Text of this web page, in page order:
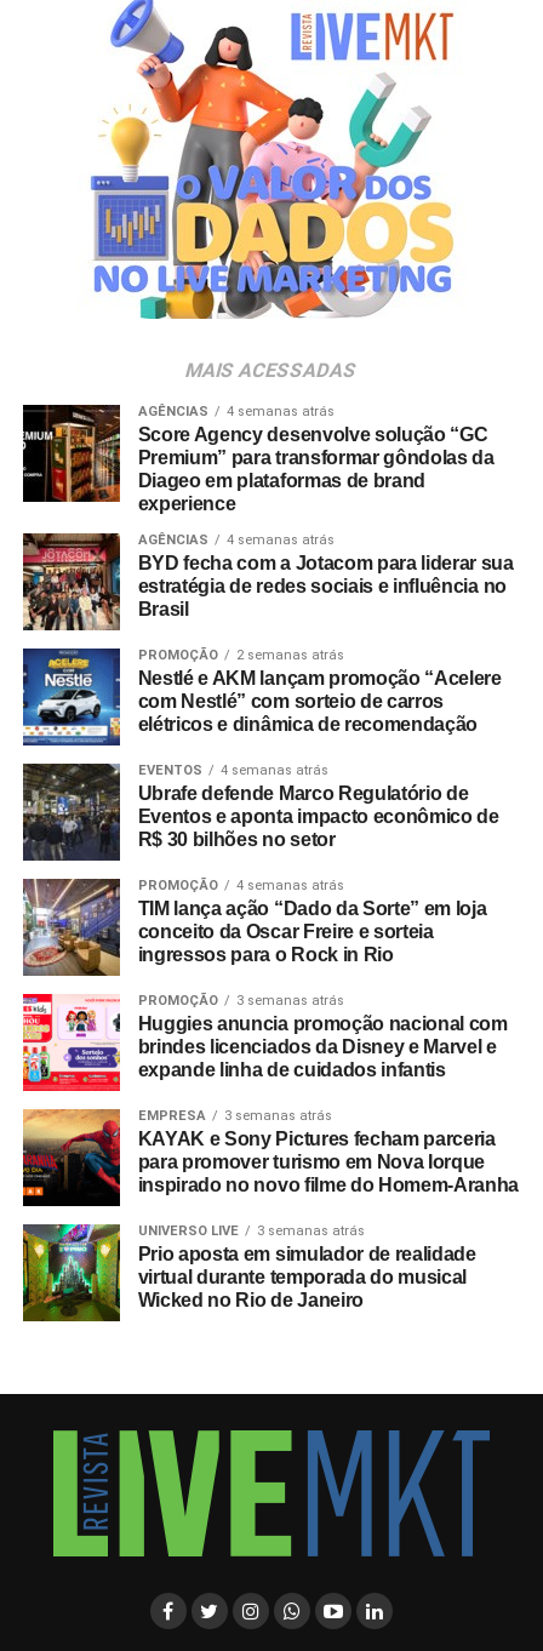
criação de experiências afetivas para diferentes
gerações. Com o Copo Surpresa, queremos trazer um
novo momento de interação com a marca, adicionando
um elemento de surpresa que torna cada visita ao Bob’s
ainda mais divertida”, aponta Renata Brigatti Lange,
diretora de marketing do Bob’s.
A campanha possui abrangência nacional e estará
disponível por tempo limitado em todos os restaurantes
da rede até 31 de agosto de 2026, ou enquanto durarem
os estoques nas unidades.
MAIS ACESSADAS
AGÊNCIAS 4 semanas atrás
Score Agency desenvolve solução “GC
Premium” para transformar gôndolas da
Diageo em plataformas de brand
experience
AGÊNCIAS 4 semanas atrás
BYD fecha com a Jotacom para liderar sua
estratégia de redes sociais e influência no
Brasil
PROMOÇÃO 2 semanas atrás
Nestlé e AKM lançam promoção “Acelere
com Nestlé” com sorteio de carros
elétricos e dinâmica de recomendação
EVENTOS 4 semanas atrás
Ubrafe defende Marco Regulatório de
Eventos e aponta impacto econômico de
R$ 30 bilhões no setor
PROMOÇÃO 4 semanas atrás
TIM lança ação “Dado da Sorte” em loja
conceito da Oscar Freire e sorteia
ingressos para o Rock in Rio
PROMOÇÃO 3 semanas atrás
Huggies anuncia promoção nacional com
brindes licenciados da Disney e Marvel e
expande linha de cuidados infantis
EMPRESA 3 semanas atrás
KAYAK e Sony Pictures fecham parceria
para promover turismo em Nova Iorque
inspirado no novo filme do Homem-Aranha
UNIVERSO LIVE 3 semanas atrás
Prio aposta em simulador de realidade
virtual durante temporada do musical
Wicked no Rio de Janeiro